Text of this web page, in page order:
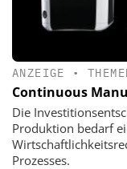
ANZEIGE •
Continuous
Die
Produktion bedarf
Prozesses.